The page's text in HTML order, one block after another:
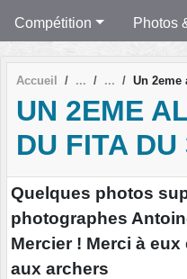
Compétition Photos
Accueil Un
UN 2EME
DU FITA DU
Quelques photos
photographes
Mercier ! Merci à
aux archers